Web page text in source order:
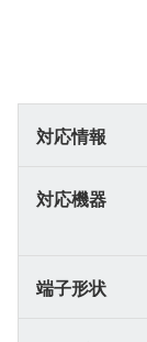
対応情報
対応機器
端子形状